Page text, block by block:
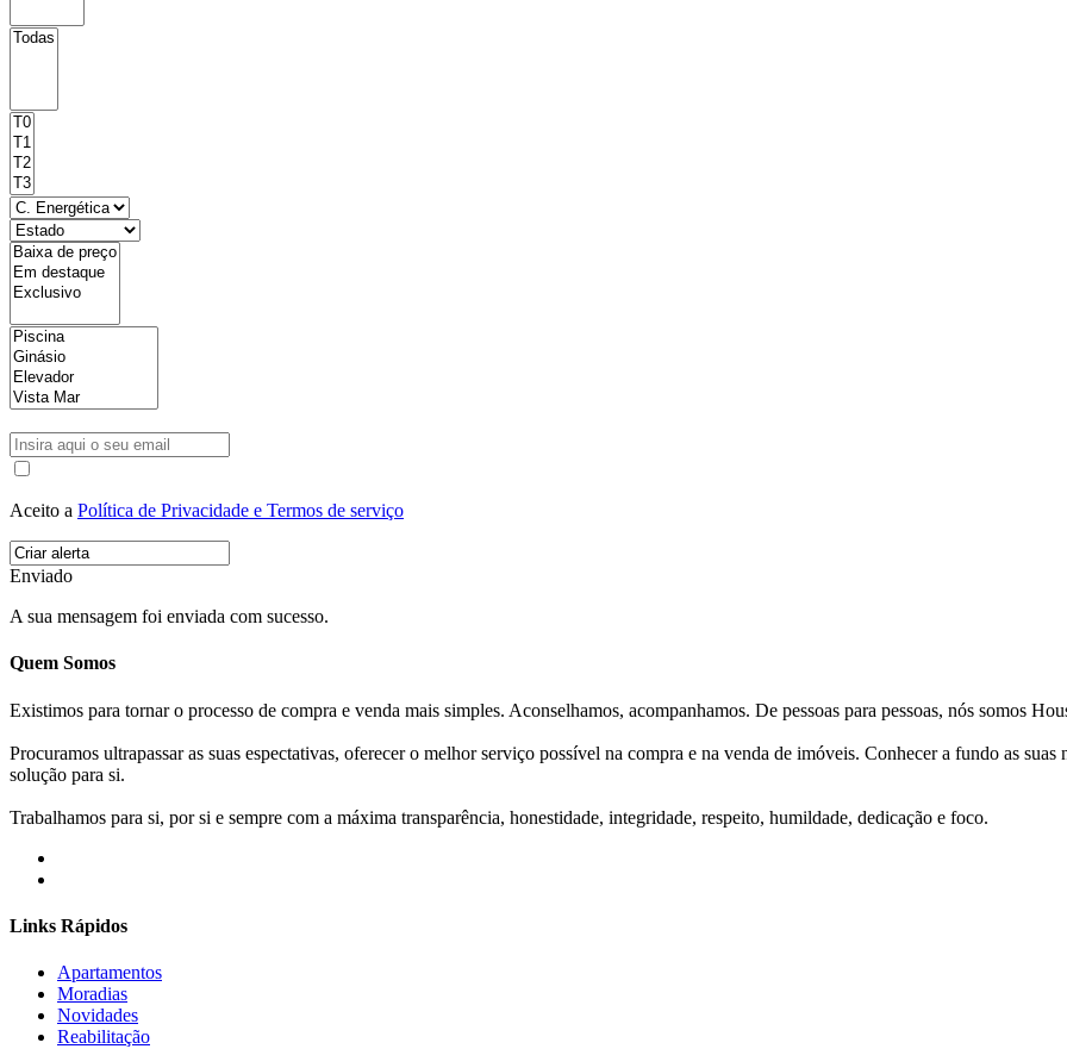
Aceito a Política de Privacidade e Termos de serviço
Enviado
A sua mensagem foi enviada com sucesso.
Quem Somos
Existimos para tornar o processo de compra e venda mais simples. Aconselhamos, acompanhamos. De pessoas para pessoas, nós somos
Procuramos ultrapassar as suas espectativas, oferecer o melhor serviço possível na compra e na venda de imóveis. Conhecer a fundo as
solução para si.
Trabalhamos para si, por si e sempre com a máxima transparência, honestidade, integridade, respeito, humildade, dedicação e foco.
Links Rápidos
Apartamentos
Moradias
Novidades
Reabilitação